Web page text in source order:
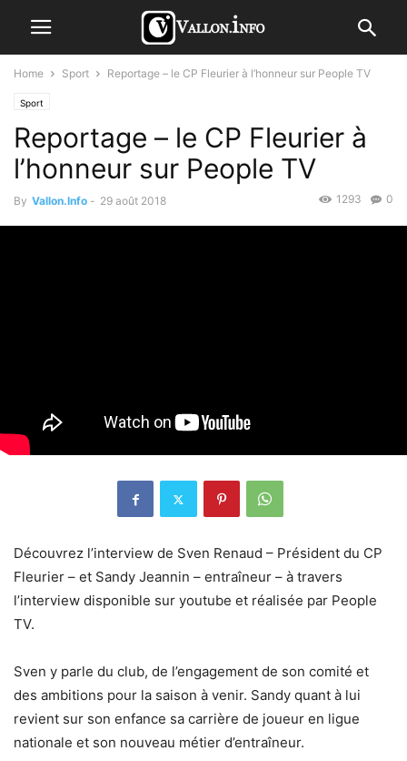
Home Sport Reportage – le CP Fleurier à l’honneur sur People TV
Sport
Reportage – le CP Fleurier à
l’honneur sur People TV
By Vallon.Info - 29 août 2018 0
1293
Découvrez l’interview de Sven Renaud – Président du CP
Fleurier – et Sandy Jeannin – entraîneur – à travers
l’interview disponible sur youtube et réalisée par People
TV.
Sven y parle du club, de l’engagement de son comité et
des ambitions pour la saison à venir. Sandy quant à lui
revient sur son enfance sa carrière de joueur en ligue
nationale et son nouveau métier d’entraîneur.